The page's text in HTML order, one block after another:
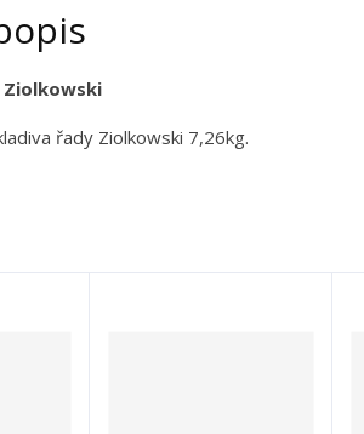
řady Ziolkowski 7,26kg.